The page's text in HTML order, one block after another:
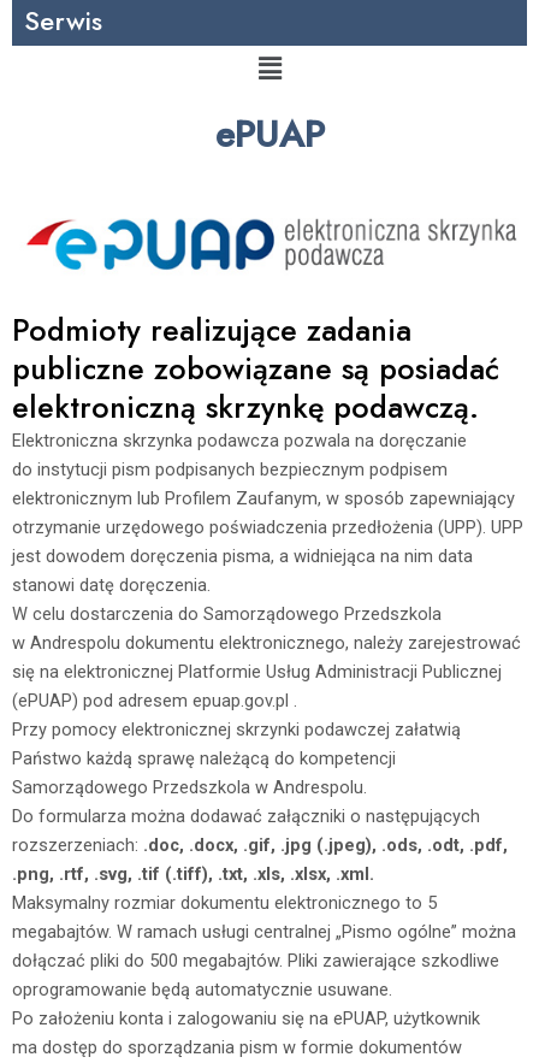
Serwis
Menu
ePUAP
Podmioty realizujące zadania
publiczne zobowiązane są posiadać
elektroniczną skrzynkę podawczą.
Elektroniczna skrzynka podawcza pozwala na doręczanie
do instytucji pism podpisanych bezpiecznym podpisem
elektronicznym lub Profilem Zaufanym, w sposób zapewniający
otrzymanie urzędowego poświadczenia przedłożenia (UPP). UPP
jest dowodem doręczenia pisma, a widniejąca na nim data
stanowi datę doręczenia.
W celu dostarczenia do Samorządowego Przedszkola
w Andrespolu dokumentu elektronicznego, należy zarejestrować
się na elektronicznej Platformie Usług Administracji Publicznej
(ePUAP) pod adresem epuap.gov.pl .
Przy pomocy elektronicznej skrzynki podawczej załatwią
Państwo każdą sprawę należącą do kompetencji
Samorządowego Przedszkola w Andrespolu.
Do formularza można dodawać załączniki o następujących
rozszerzeniach: .doc, .docx, .gif, .jpg (.jpeg), .ods, .odt, .pdf,
.png, .rtf, .svg, .tif (.tiff), .txt, .xls, .xlsx, .xml.
Maksymalny rozmiar dokumentu elektronicznego to 5
megabajtów. W ramach usługi centralnej „Pismo ogólne” można
dołączać pliki do 500 megabajtów. Pliki zawierające szkodliwe
oprogramowanie będą automatycznie usuwane.
Po założeniu konta i zalogowaniu się na ePUAP, użytkownik
ma dostęp do sporządzania pism w formie dokumentów